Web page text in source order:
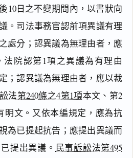
10日之不變期間內，以書狀向
。司法事務官認前項異議有理
處分；認異議為無理由者，應
院認第1項之異議為有理由
；認異議為無理由者，應以裁
法第240條之4第1項本文、第2
明文。又依本編規定，應為抗
為已提起抗告；應提出異議而
提出異議。 民事訴訟法第495